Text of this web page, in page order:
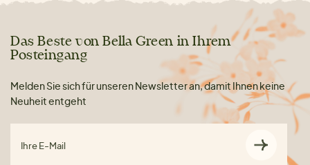
Das Beste von Bella Green in Ihrem
Posteingang
Melden Sie sich für unseren Newsletter an, damit Ihnen keine
Neuheit entgeht
Ihre E-Mail